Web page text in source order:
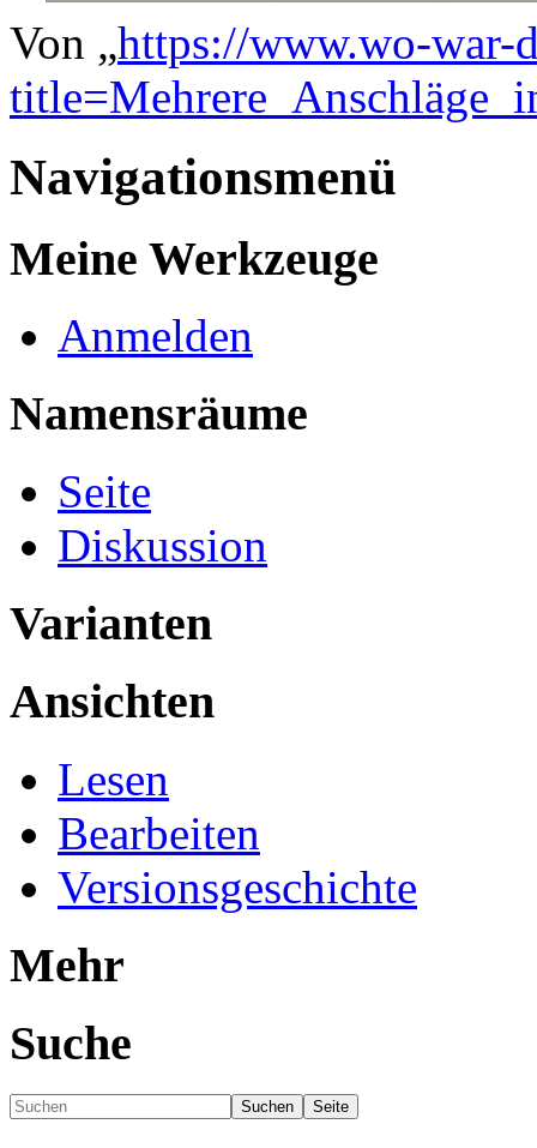
Von „https://www.wo-war-
Navigationsmenü
Meine Werkzeuge
Anmelden
Namensräume
Seite
Diskussion
Varianten
Ansichten
Lesen
Bearbeiten
Versionsgeschichte
Mehr
Suche